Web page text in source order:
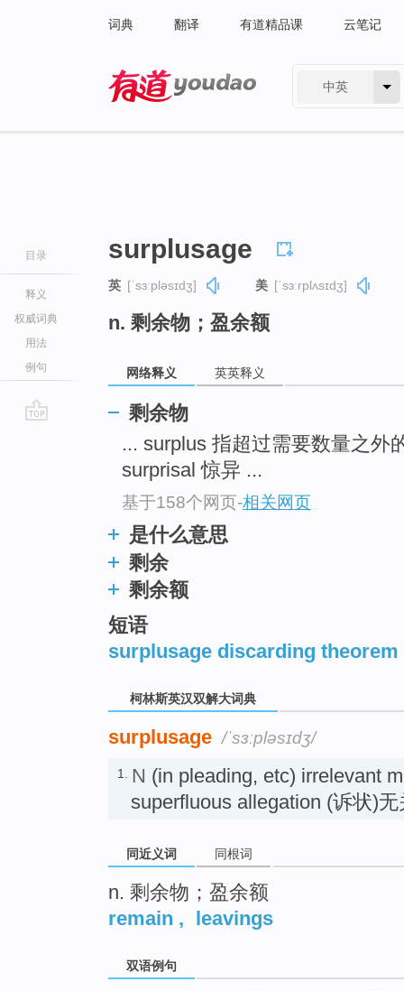
词典 翻译 有道精品课 云笔记
中英
目录
释义
权威词典
用法
例句
surplusage
英 [ˈsɜːpləsɪdʒ] 美 [ˈsɜːrplʌsɪdʒ]
n. 剩余物；盈余额
网络释义 英英释义
剩余物
... surplus 指超过需要数量之外
surprisal 惊异 ...
基于158个网页-相关网页
是什么意思
剩余
剩余额
短语
surplusage discarding theorem
柯林斯英汉双解大词典
surplusage /ˈsɜːpləsɪdʒ/
1. N (in pleading, etc) irrelevant
superfluous allegation (诉状)
同近义词 同根词
n. 剩余物；盈余额
remain , leavings
双语例句